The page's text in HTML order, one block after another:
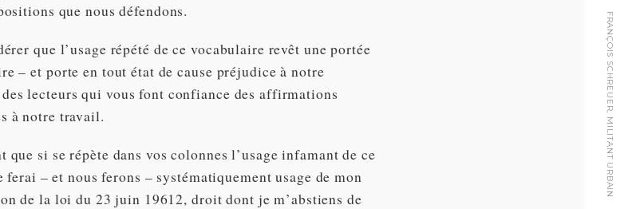
FRANÇOIS SCHREUER, MILITANT URBAIN
que nous défendons.
que l’usage répété de ce vocabulaire revêt une portée
– et porte en tout état de cause préjudice à notre
lecteurs qui vous font confiance des affirmations
à notre travail.
que si se répète dans vos colonnes l’usage infamant de ce
– et nous ferons – systématiquement usage de mon
de la loi du 23 juin 19612, droit dont je m’abstiens de